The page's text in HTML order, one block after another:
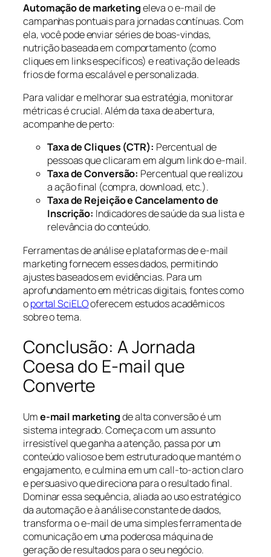
Automação de marketingeleva o e-mail de
campanhas pontuais para jornadas contínuas. Com
ela, você pode enviar séries de boas-vindas,
nutrição baseada em comportamento (como
cliques em links específicos) e reativação de leads
frios de forma escalável e personalizada.
Para validar e melhorar sua estratégia, monitorar
métricas é crucial. Além da taxa de abertura,
acompanhe de perto:
Taxa de Cliques (CTR): Percentual de
pessoas que clicaram em algum link do e-mail.
Taxa de Conversão: Percentual que realizou
a ação final (compra, download, etc.).
Taxa de Rejeição e Cancelamento de
Inscrição: Indicadores de saúde da sua lista e
relevância do conteúdo.
Ferramentas de análise e plataformas de e-mail
marketing fornecem esses dados, permitindo
ajustes baseados em evidências. Para um
aprofundamento em métricas digitais, fontes como
oportal SciELOoferecem estudos acadêmicos
sobre o tema.
Conclusão: A Jornada
Coesa do E-mail que
Converte
Ume-mail marketingde alta conversão é um
sistema integrado. Começa com um assunto
irresistível que ganha a atenção, passa por um
conteúdo valioso e bem estruturado que mantém o
engajamento, e culmina em um call-to-action claro
e persuasivo que direciona para o resultado final.
Dominar essa sequência, aliada ao uso estratégico
da automação e à análise constante de dados,
transforma o e-mail de uma simples ferramenta de
comunicação em uma poderosa máquina de
geração de resultados para o seu negócio.